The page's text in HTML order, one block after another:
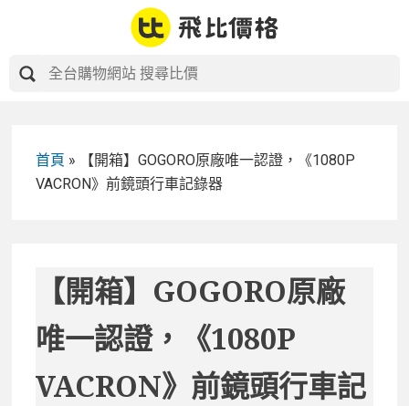
首頁 »
【開箱】GOGORO原廠唯一認證，《1080P
VACRON》前鏡頭行車記錄器
【開箱】GOGORO原廠
唯一認證，《1080P
VACRON》前鏡頭行車記